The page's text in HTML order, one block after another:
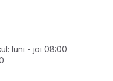
luni - joi 08:00